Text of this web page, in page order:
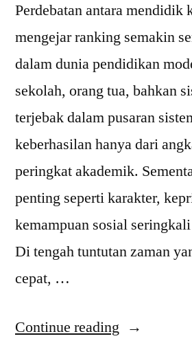
Perdebatan antara mendidik
mengejar ranking semakin
dalam dunia pendidikan
sekolah, orang tua, bahkan
terjebak dalam pusaran
keberhasilan hanya dari
peringkat akademik.
penting seperti karakter,
kemampuan sosial
Di tengah tuntutan zaman
cepat, …
Continue reading “Mendidik